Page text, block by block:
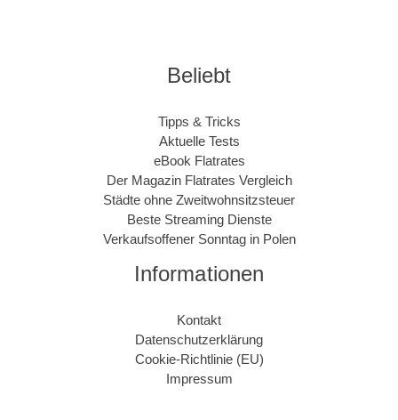
Beliebt
Tipps & Tricks
Aktuelle Tests
eBook Flatrates
Der Magazin Flatrates Vergleich
Städte ohne Zweitwohnsitzsteuer
Beste Streaming Dienste
Verkaufsoffener Sonntag in Polen
Informationen
Kontakt
Datenschutzerklärung
Cookie-Richtlinie (EU)
Impressum